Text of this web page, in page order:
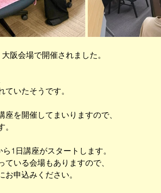
阪会場で開催されました。
いたそうです。
を開催してまいりますので、
1日講座がスタートします。
いる会場もありますので、
申込みください。